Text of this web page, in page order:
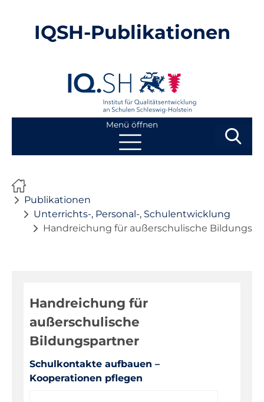
IQSH-Publikationen
Menü öffnen
Publikationen
Evaluationen, Bildungsmonitoring
Fortbildungen
Informationen für Eltern
Inklusion, Sonderpädagogik
Pädagogik, Prävention
Publikationen
Unterrichts-, Personal-, Schulentwicklung
Handreichung für außerschulische
Handreichung für
außerschulische
Bildungspartner
Schulkontakte aufbauen –
Kooperationen pflegen